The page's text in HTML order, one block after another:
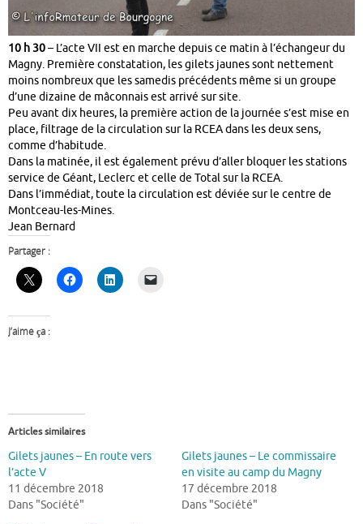
10 h 30– L’acte VII est en marche depuis ce matin à l’échangeur du
Magny. Première constatation, les gilets jaunes sont nettement
moins nombreux que les samedis précédents même si un groupe
d’une dizaine de mâconnais est arrivé sur site.
Peu avant dix heures, la première action de la journée s’est mise en
place, filtrage de la circulation sur la RCEA dans les deux sens,
comme d’habitude.
Dans la matinée, il est également prévu d’aller bloquer les stations
service de Géant, Leclerc et celle de Total sur la RCEA.
Dans l’immédiat, toute la circulation est déviée sur le centre de
Montceau-les-Mines.
Jean Bernard
Partager :
J’aime ça :
Articles similaires
Gilets jaunes – En route vers
l’acte V
11 décembre 2018
Dans "Société"
Gilets jaunes – Le commissaire
en visite au camp du Magny
17 décembre 2018
Dans "Société"